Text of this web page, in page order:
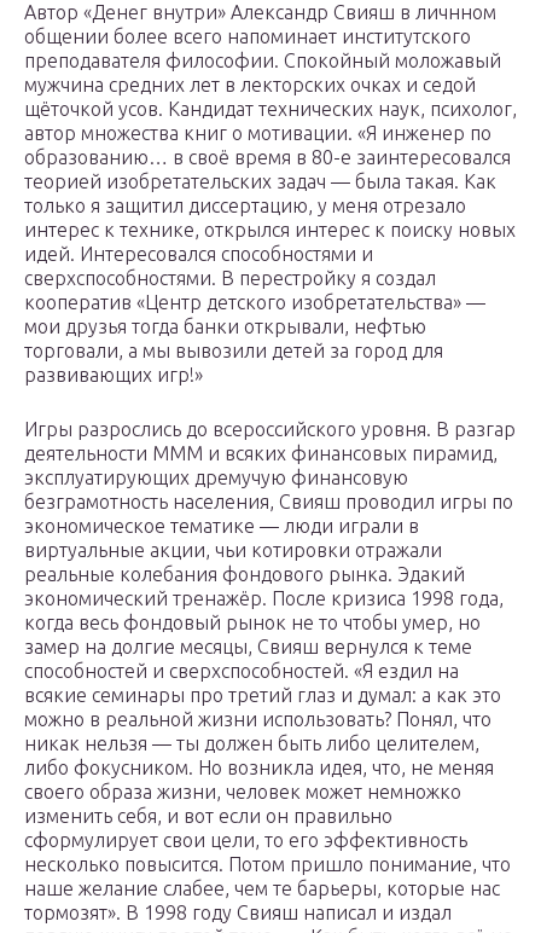
Автор «Денег внутри» Александр Свияш в личнном
общении более всего напоминает институтского
преподавателя философии. Спокойный моложавый
мужчина средних лет в лекторских очках и седой
щёточкой усов. Кандидат технических наук, психолог,
автор множества книг о мотивации. «Я инженер по
образованию… в своё время в 80-е заинтересовался
теорией изобретательских задач — была такая. Как
только я защитил диссертацию, у меня отрезало
интерес к технике, открылся интерес к поиску новых
идей. Интересовался способностями и
сверхспособностями. В перестройку я создал
кооператив «Центр детского изобретательства» —
мои друзья тогда банки открывали, нефтью
торговали, а мы вывозили детей за город для
развивающих игр!»
Игры разрослись до всероссийского уровня. В разгар
деятельности МММ и всяких финансовых пирамид,
эксплуатирующих дремучую финансовую
безграмотность населения, Свияш проводил игры по
экономическое тематике — люди играли в
виртуальные акции, чьи котировки отражали
реальные колебания фондового рынка. Эдакий
экономический тренажёр. После кризиса 1998 года,
когда весь фондовый рынок не то чтобы умер, но
замер на долгие месяцы, Свияш вернулся к теме
способностей и сверхспособностей. «Я ездил на
всякие семинары про третий глаз и думал: а как это
можно в реальной жизни использовать? Понял, что
никак нельзя — ты должен быть либо целителем,
либо фокусником. Но возникла идея, что, не меняя
своего образа жизни, человек может немножко
изменить себя, и вот если он правильно
сформулирует свои цели, то его эффективность
несколько повысится. Потом пришло понимание, что
наше желание слабее, чем те барьеры, которые нас
тормозят». В 1998 году Свияш написал и издал